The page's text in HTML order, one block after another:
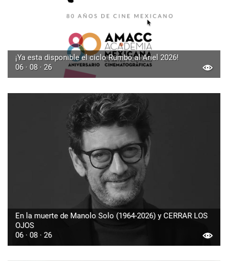
¡Ya esta disponible el ciclo Rumbo al Ariel 2026!
06 · 08 · 26
En la muerte de Manolo Solo (1964-2026) y CERRAR LOS
OJOS
06 · 08 · 26